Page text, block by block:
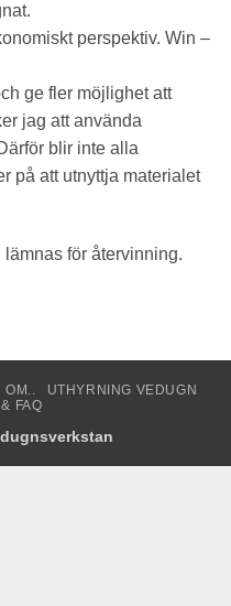
perspektiv. Win –
ge fler möjlighet att
jag att använda
blir inte alla
på att utnyttja materialet
för återvinning.
OM..
UTHYRNING VEDUGN
FAQ